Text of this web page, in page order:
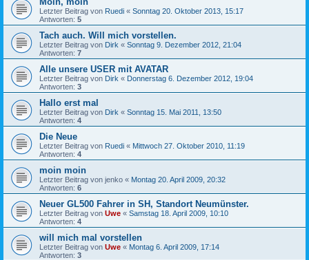
Letzter Beitrag von Ruedi « Sonntag 20. Oktober 2013, 15:17
Antworten: 5
Tach auch. Will mich vorstellen.
Letzter Beitrag von Dirk « Sonntag 9. Dezember 2012, 21:04
Antworten: 7
Alle unsere USER mit AVATAR
Letzter Beitrag von Dirk « Donnerstag 6. Dezember 2012, 19:04
Antworten: 3
Hallo erst mal
Letzter Beitrag von Dirk « Sonntag 15. Mai 2011, 13:50
Antworten: 4
Die Neue
Letzter Beitrag von Ruedi « Mittwoch 27. Oktober 2010, 11:19
Antworten: 4
moin moin
Letzter Beitrag von jenko « Montag 20. April 2009, 20:32
Antworten: 6
Neuer GL500 Fahrer in SH, Standort Neumünster.
Letzter Beitrag von Uwe « Samstag 18. April 2009, 10:10
Antworten: 4
will mich mal vorstellen
Letzter Beitrag von Uwe « Montag 6. April 2009, 17:14
Antworten: 3